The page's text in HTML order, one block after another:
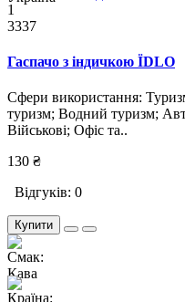
1
3337
Гаспачо з індичкою ЇDLO
Сфери використання:
туризм; Водний туризм;
Військові; Офіс та..
130 ₴
Відгуків: 0
Купити